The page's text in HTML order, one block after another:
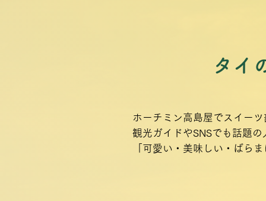
タイ
ホーチミン高島屋でスイー
観光ガイドやSNSでも話題
「可愛い・美味しい・ばら